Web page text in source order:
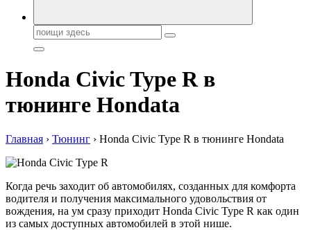
Поиск:
Honda Civic Type R в
тюнинге Hondata
Главная › Тюнинг › Honda Civic Type R в тюнинге Hondata
Когда речь заходит об автомобилях, созданных для комфорта
водителя и получения максимального удовольствия от
вождения, на ум сразу приходит Honda Civic Type R как один
из самых доступных автомобилей в этой нише.